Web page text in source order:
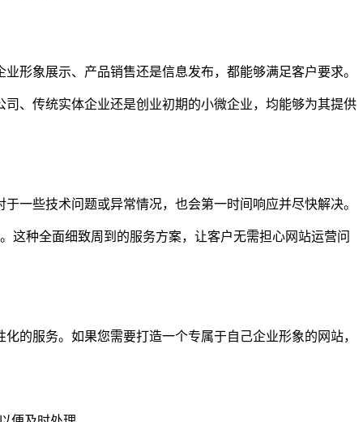
形象展示、产品销售还是信息发布，都能够满足客户要求。
、传统实体企业还是创业初期的小微企业，均能够为其提供
一些技术问题或异常情况，也会第一时间响应并尽快解决。
这种全面细致周到的服务方案，让客户无需担心网站运营问
的服务。如果您需要打造一个专属于自己企业形象的网站，